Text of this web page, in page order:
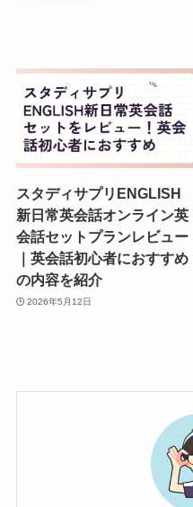
スタディサプリENGLISH
新日常英会話オンライン英
会話セットプランレビュー
｜英会話初心者におすすめ
の内容を紹介
2026年5月12日